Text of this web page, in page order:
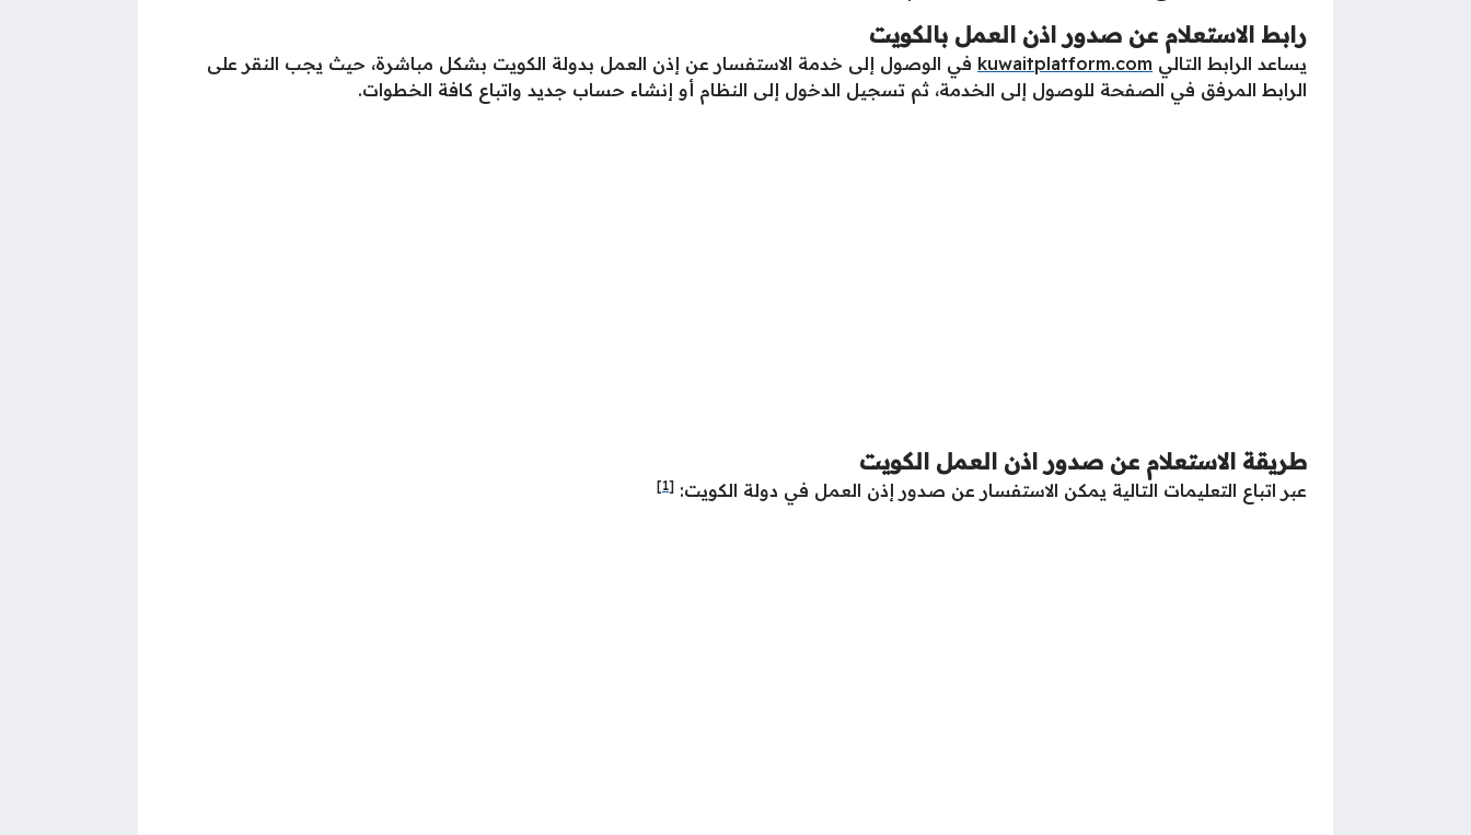
رابط الاستعلام عن صدور اذن العمل بالكويت
يساعد الرابط التالي kuwaitplatform.com في الوصول إلى خدمة الاستفسار عن إذن العمل بدولة الكويت بشكل مباشرة، حيث يجب النقر على
الرابط المرفق في الصفحة للوصول إلى الخدمة، ثم تسجيل الدخول إلى النظام أو إنشاء حساب جديد واتباع كافة الخطوات.
طريقة الاستعلام عن صدور اذن العمل الكويت
عبر اتباع التعليمات التالية يمكن الاستفسار عن صدور إذن العمل في دولة الكويت: [1]